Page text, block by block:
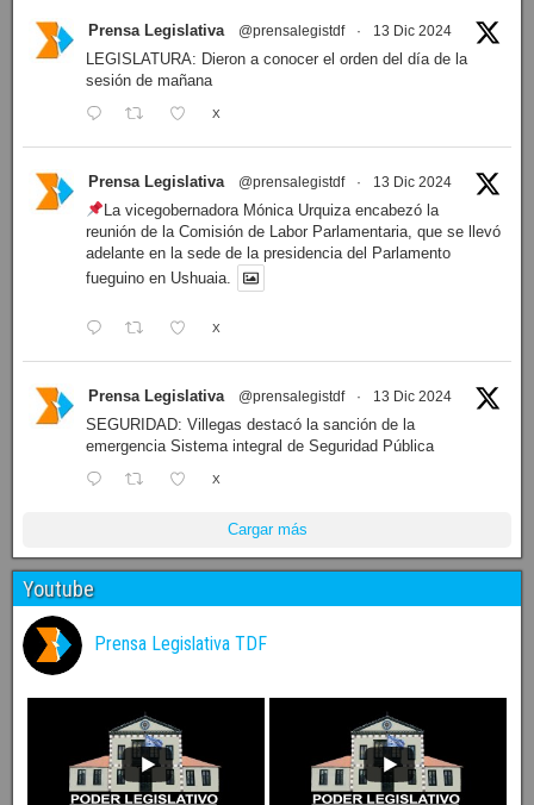
Prensa Legislativa @prensalegistdf · 13 Dic 2024
LEGISLATURA: Dieron a conocer el orden del día de la
sesión de mañana
X
Prensa Legislativa @prensalegistdf · 13 Dic 2024
La vicegobernadora Mónica Urquiza encabezó la
reunión de la Comisión de Labor Parlamentaria, que se llevó
adelante en la sede de la presidencia del Parlamento
fueguino en Ushuaia.
X
Prensa Legislativa @prensalegistdf · 13 Dic 2024
SEGURIDAD: Villegas destacó la sanción de la
emergencia Sistema integral de Seguridad Pública
X
Cargar más
Youtube
Prensa Legislativa TDF